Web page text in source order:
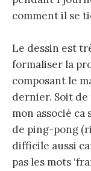
comment il se
Le dessin est
formaliser la
composant le
dernier. Soit
mon associé
de ping-pong
difficile aussi
pas les mots